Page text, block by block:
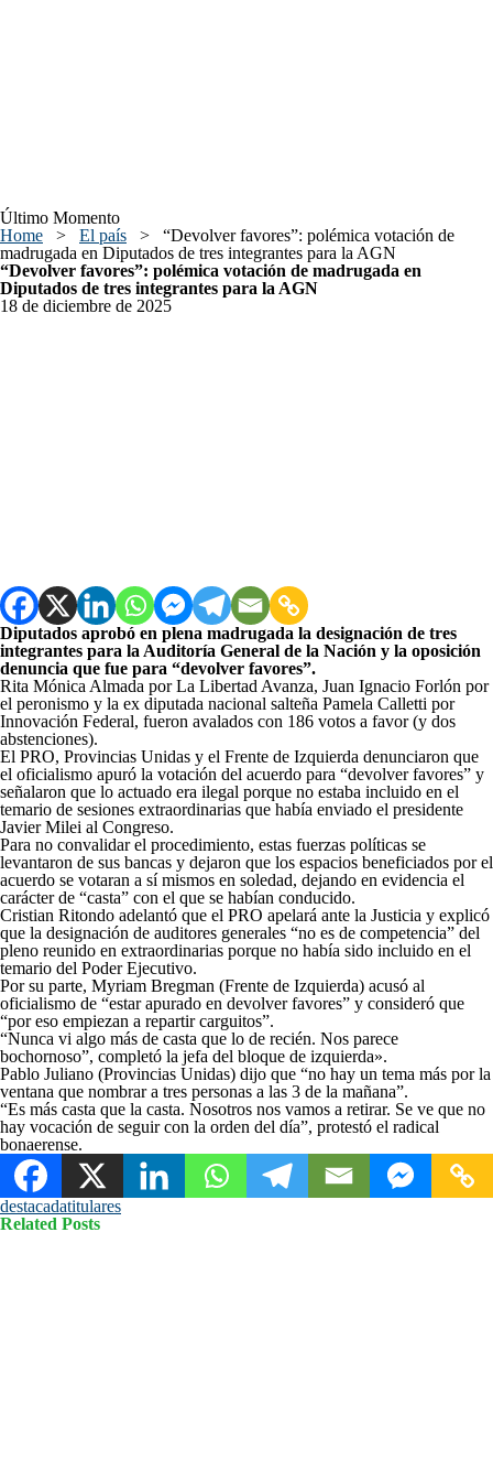
Último Momento
Home > El país > “Devolver favores”: polémica votación de
madrugada en Diputados de tres integrantes para la AGN
“Devolver favores”: polémica votación de madrugada en
Diputados de tres integrantes para la AGN
18 de diciembre de 2025
Diputados aprobó en plena madrugada la designación de tres
integrantes para la Auditoría General de la Nación y la oposición
denuncia que fue para “devolver favores”.
Rita Mónica Almada por La Libertad Avanza, Juan Ignacio Forlón por
el peronismo y la ex diputada nacional salteña Pamela Calletti por
Innovación Federal, fueron avalados con 186 votos a favor (y dos
abstenciones).
El PRO, Provincias Unidas y el Frente de Izquierda denunciaron que
el oficialismo apuró la votación del acuerdo para “devolver favores” y
señalaron que lo actuado era ilegal porque no estaba incluido en el
temario de sesiones extraordinarias que había enviado el presidente
Javier Milei al Congreso.
Para no convalidar el procedimiento, estas fuerzas políticas se
levantaron de sus bancas y dejaron que los espacios beneficiados por el
acuerdo se votaran a sí mismos en soledad, dejando en evidencia el
carácter de “casta” con el que se habían conducido.
Cristian Ritondo adelantó que el PRO apelará ante la Justicia y explicó
que la designación de auditores generales “no es de competencia” del
pleno reunido en extraordinarias porque no había sido incluido en el
temario del Poder Ejecutivo.
Por su parte, Myriam Bregman (Frente de Izquierda) acusó al
oficialismo de “estar apurado en devolver favores” y consideró que
“por eso empiezan a repartir carguitos”.
“Nunca vi algo más de casta que lo de recién. Nos parece
bochornoso”, completó la jefa del bloque de izquierda».
Pablo Juliano (Provincias Unidas) dijo que “no hay un tema más por la
ventana que nombrar a tres personas a las 3 de la mañana”.
“Es más casta que la casta. Nosotros nos vamos a retirar. Se ve que no
hay vocación de seguir con la orden del día”, protestó el radical
bonaerense.
destacadatitulares
Related Posts